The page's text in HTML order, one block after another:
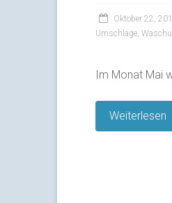
Oktober 22,
Umschläge,
Im Monat Mai
Weiterlesen